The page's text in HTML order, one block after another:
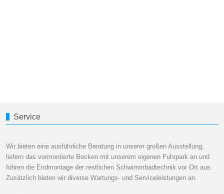
Service
Wir bieten eine ausführliche Beratung in unserer großen Ausstellung,
liefern das vormontierte Becken mit unserem eigenen Fuhrpark an und
führen die Endmontage der restlichen Schwimmbadtechnik vor Ort aus.
Zusätzlich bieten wir diverse Wartungs- und Serviceleistungen an.